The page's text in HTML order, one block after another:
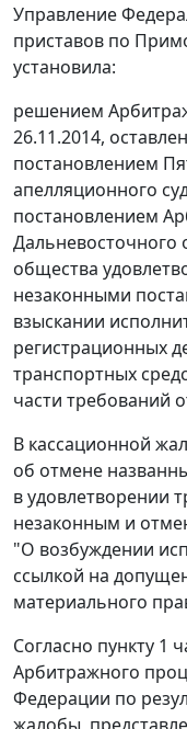
Управление
приставов по
установила:
решением
26.11.2014,
постановлением
апелляционного
постановлением
Дальневосточного
общества
незаконными
взыскании
регистрационных
транспортных
части требований
В кассационной
об отмене
в удовлетворении
незаконным и
"О возбуждении
ссылкой на
материального
Согласно пункту 1
Арбитражного
Федерации по